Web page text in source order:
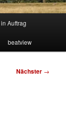
in Auftrag
beatview
Nächster →